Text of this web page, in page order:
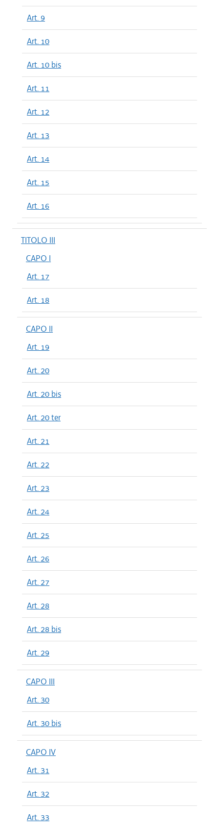
Art. 9
Art. 10
Art. 10 bis
Art. 11
Art. 12
Art. 13
Art. 14
Art. 15
Art. 16
TITOLO III
CAPO I
Art. 17
Art. 18
CAPO II
Art. 19
Art. 20
Art. 20 bis
Art. 20 ter
Art. 21
Art. 22
Art. 23
Art. 24
Art. 25
Art. 26
Art. 27
Art. 28
Art. 28 bis
Art. 29
CAPO III
Art. 30
Art. 30 bis
CAPO IV
Art. 31
Art. 32
Art. 33